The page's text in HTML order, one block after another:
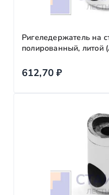
Ригеледержатель на
полированный, литой
612,70₽